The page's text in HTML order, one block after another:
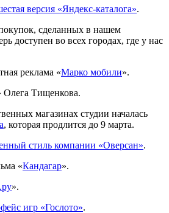
версия «Яндекс-каталога».
сделанных в нашем
доступен во всех городах, где у нас
реклама «Марко мобили».
Олега Тищенкова.
магазинах студии началась
, которая продлится до 9 марта.
стиль компании «Оверсан».
«Кандагар».
».
игр «Гослото».